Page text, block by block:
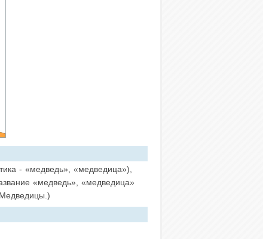
- «медведь», «медведица»),
«медведь», «медведица»